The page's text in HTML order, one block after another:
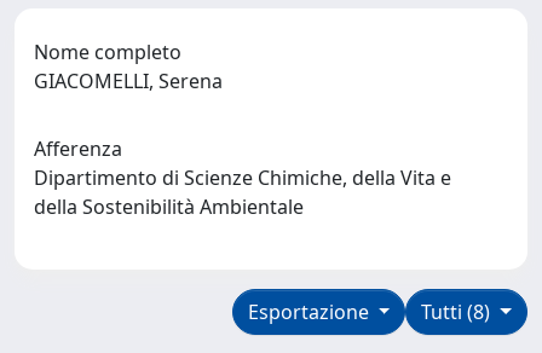
Nome completo
GIACOMELLI, Serena
Afferenza
Dipartimento di Scienze Chimiche, della Vita e
della Sostenibilità Ambientale
Tutti (8)
Esportazione